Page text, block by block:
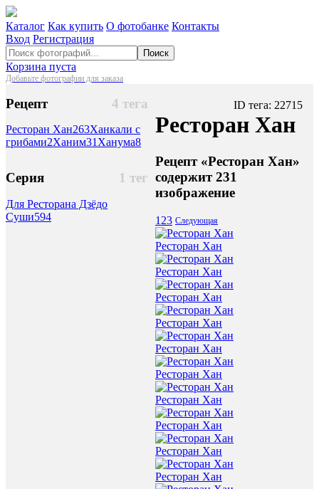
Каталог Как купить О фотобанке Контакты
Вход Регистрация
Поиск
Корзина пуста
Добавьте фотографии для заказа
4 тега
Рецепт
Ресторан Хан263Ханкали с
грибами2Ханим31Ханума8
1 тег
Серия
Для Ресторана Дзёдо
Суши594
ID тега: 22715
Ресторан Хан
Рецепт «Ресторан Хан»
содержит 231
изображение
1 23 Следующая
Ресторан Хан
Ресторан Хан
Ресторан Хан
Ресторан Хан
Ресторан Хан
Ресторан Хан
Ресторан Хан
Ресторан Хан
Ресторан Хан
Ресторан Хан